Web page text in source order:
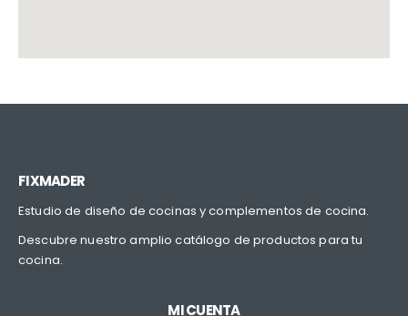
FIXMADER
Estudio de diseño de cocinas y complementos de cocina.
Descubre nuestro amplio catálogo de productos para tu
cocina.
MI CUENTA